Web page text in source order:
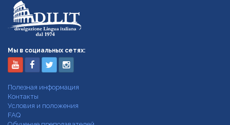
Мы в социальных сетях:
Полезная информация
Контакты
Условия и положения
FAQ